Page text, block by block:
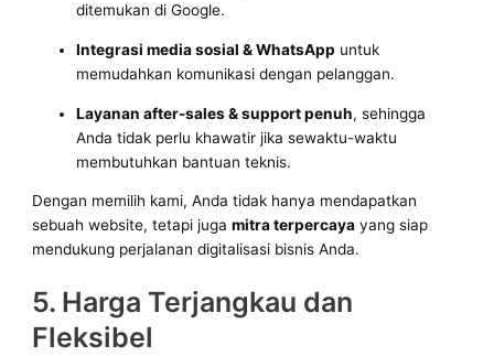
ditemukan di Google.
Integrasi media sosial & WhatsApp untuk
memudahkan komunikasi dengan pelanggan.
Layanan after-sales & support penuh, sehingga
Anda tidak perlu khawatir jika sewaktu-waktu
membutuhkan bantuan teknis.
Dengan memilih kami, Anda tidak hanya mendapatkan
sebuah website, tetapi jugamitra terpercaya yang siap
mendukung perjalanan digitalisasi bisnis Anda.
5. Harga Terjangkau dan
Fleksibel